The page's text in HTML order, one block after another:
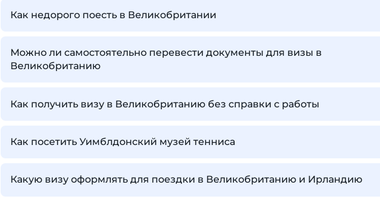
Как недорого поесть в Великобритании
Можно ли самостоятельно перевести документы для визы в
Великобританию
Как получить визу в Великобританию без справки с работы
Как посетить Уимблдонский музей тенниса
Какую визу оформлять для поездки в Великобританию и Ирландию